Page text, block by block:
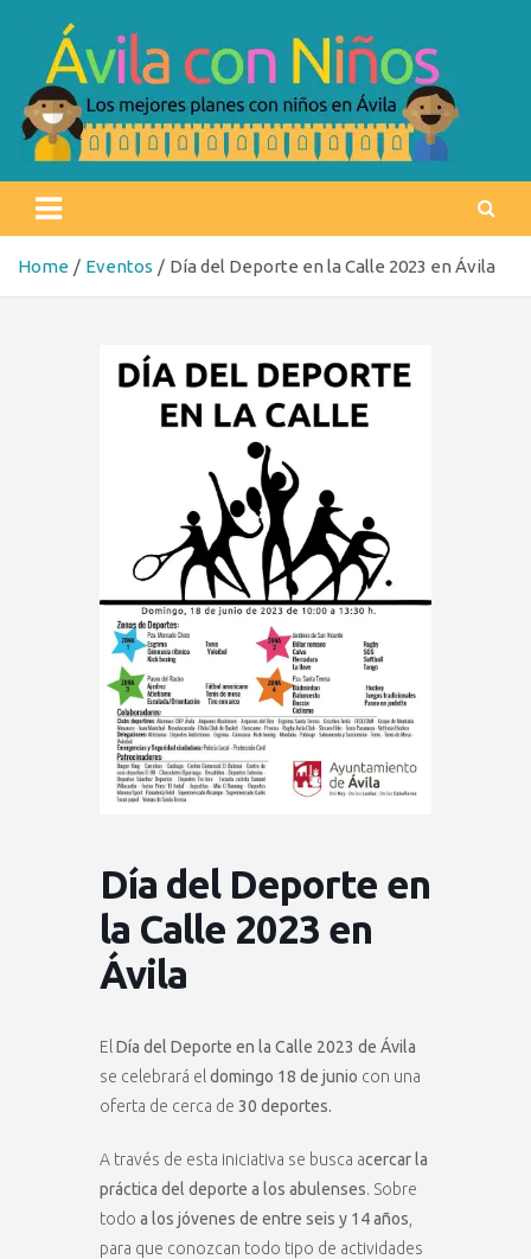
content
Ávila con niños
Home Eventos Día del Deporte en la Calle 2023 en Ávila
Día del Deporte en
la Calle 2023 en
Ávila
El Día del Deporte en la Calle 2023 de Ávila
se celebrará el domingo 18 de junio con una
oferta de cerca de 30 deportes.
A través de esta iniciativa se busca acercar la
práctica del deporte a los abulenses. Sobre
todo a los jóvenes de entre seis y 14 años
para que conozcan todo tipo de actividades